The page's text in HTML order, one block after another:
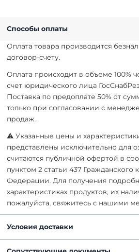
Способы оплаты
Оплата товара производится
договор-счету.
Оплата происходит в объеме 100%
счет юридического лица
Поставка по предоплате 50% от
только при согласовании с
продаж.
⚠ Указанные цены и
представлены исключительно для
считаются публичной офертой в
пунктом 2 статьи 437 Гражданского
Федерации. Для получения
характеристиках продуктов, их
пожалуйста, свяжитесь с нашими
Условия доставки